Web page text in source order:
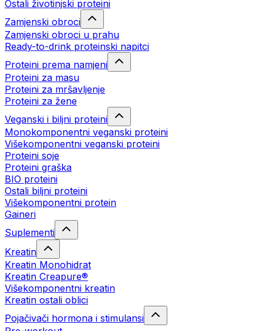
Ostali životinjski proteini
Zamjenski obroci
Zamjenski obroci u prahu
Ready-to-drink proteinski napitci
Proteini prema namjeni
Proteini za masu
Proteini za mršavljenje
Proteini za žene
Veganski i biljni proteini
Monokomponentni veganski proteini
Višekomponentni veganski proteini
Proteini soje
Proteini graška
BIO proteini
Ostali biljni proteini
Višekomponentni protein
Gaineri
Suplementi
Kreatin
Kreatin Monohidrat
Kreatin Creapure®
Višekomponentni kreatin
Kreatin ostali oblici
Pojačivači hormona i stimulansi